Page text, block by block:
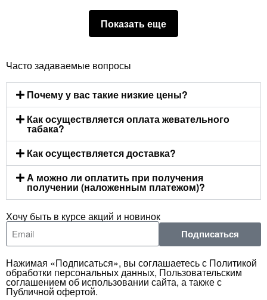
Показать еще
Часто задаваемые вопросы
Почему у вас такие низкие цены?
Как осуществляется оплата жевательного
табака?
Как осуществляется доставка?
А можно ли оплатить при получения
получении (наложенным платежом)?
Хочу быть в курсе акций и новинок
Подписаться
Нажимая «Подписаться», вы соглашаетесь с Политикой
обработки персональных данных, Пользовательским
соглашением об использовании сайта, а также с
Публичной офертой.